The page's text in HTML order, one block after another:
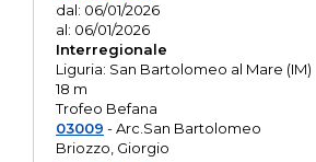
dal: 06/01/2026
al: 06/01/2026
Interregionale
Liguria: San Bartolomeo al Mare (IM)
18 m
Trofeo Befana
03009 - Arc.San Bartolomeo
Briozzo, Giorgio